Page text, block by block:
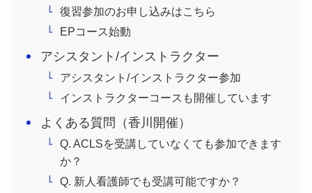
復習参加のお申し込みはこちら
EPコース始動
アシスタント/インストラクター
アシスタント/インストラクター参加
インストラクターコースも開催しています
よくある質問（香川開催）
Q. ACLSを受講していなくても参加できます
か？
Q. 新人看護師でも受講可能ですか？